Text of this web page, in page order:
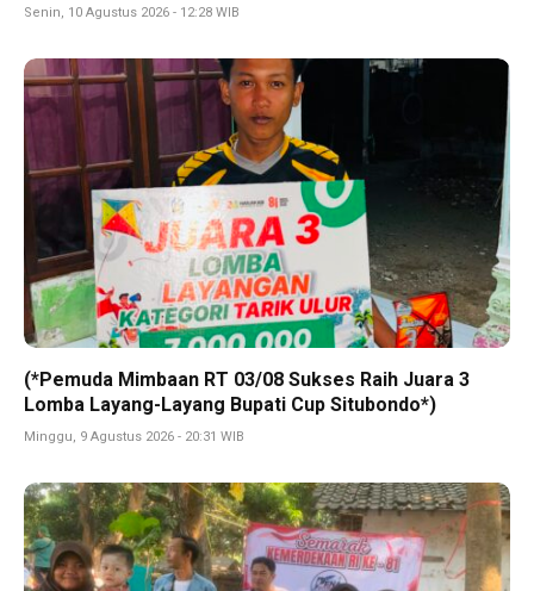
Senin, 10 Agustus 2026 - 12:28 WIB
(*Pemuda Mimbaan RT 03/08 Sukses Raih Juara 3
Lomba Layang-Layang Bupati Cup Situbondo*)
Minggu, 9 Agustus 2026 - 20:31 WIB